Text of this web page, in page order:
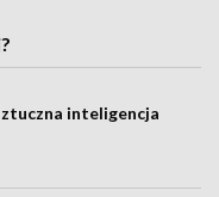
inteligencja